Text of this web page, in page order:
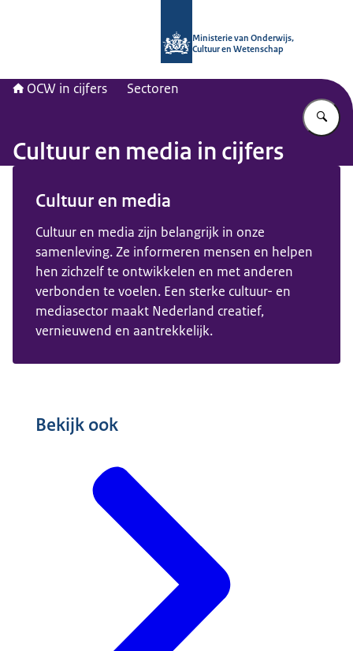
Ministerie van Onderwijs,
Cultuur en Wetenschap
OCW in cijfers Sectoren
Cultuur en media in cijfers
Cultuur en media
Cultuur en media zijn belangrijk in onze
samenleving. Ze informeren mensen en helpen
hen zichzelf te ontwikkelen en met anderen
verbonden te voelen. Een sterke cultuur- en
mediasector maakt Nederland creatief,
vernieuwend en aantrekkelijk.
Bekijk ook